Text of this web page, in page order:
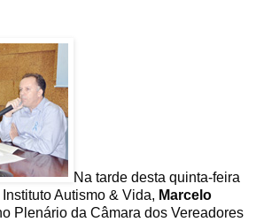
Na tarde desta quinta-feira
Autismo & Vida, Marcelo
Plenário da Câmara dos Vereadores